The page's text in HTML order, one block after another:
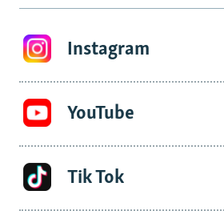
Instagram
YouTube
Tik Tok